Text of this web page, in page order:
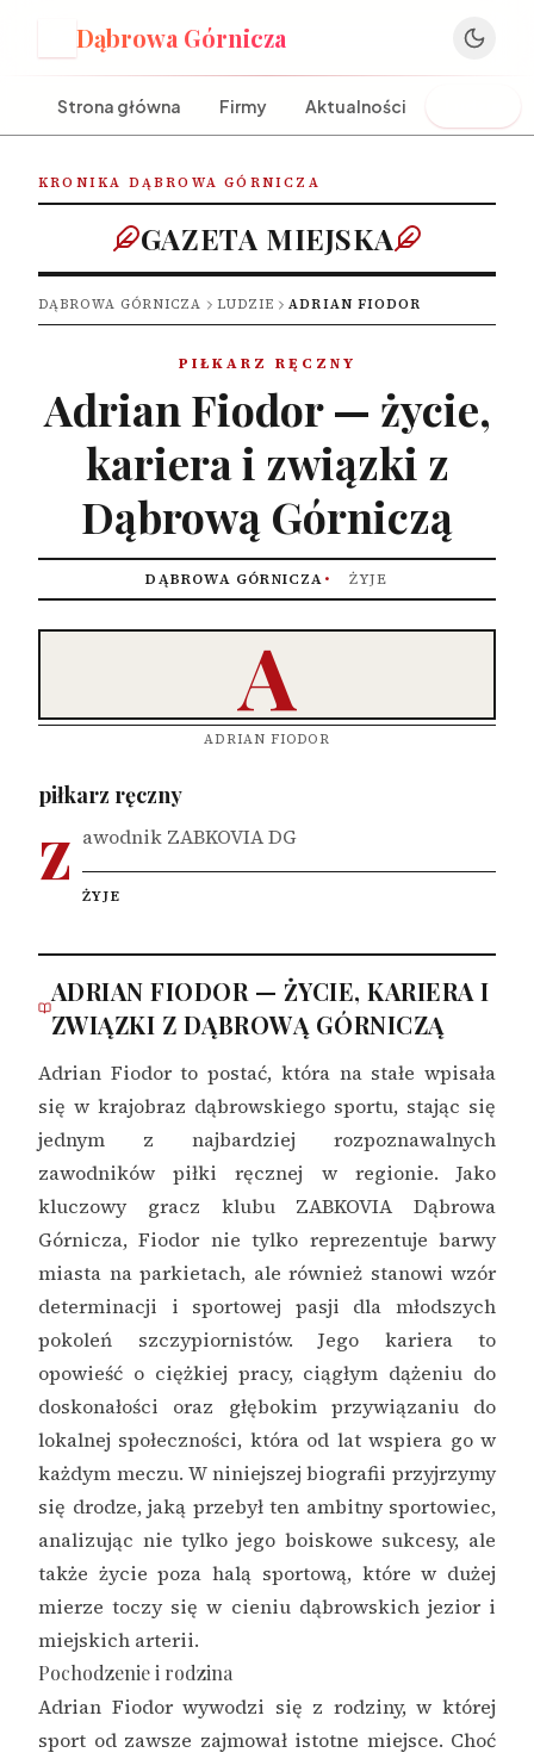
Dąbrowa Górnicza
Strona główna Firmy Aktualności
KRONIKA DĄBROWA GÓRNICZA
GAZETA MIEJSKA
DĄBROWA GÓRNICZA LUDZIE ADRIAN FIODOR
PIŁKARZ RĘCZNY
Adrian Fiodor — życie,
kariera i związki z
Dąbrową Górniczą
DĄBROWA GÓRNICZA ŻYJE
A
ADRIAN FIODOR
piłkarz ręczny
z awodnik ZABKOVIA DG
ŻYJE
ADRIAN FIODOR — ŻYCIE, KARIERA I
ZWIĄZKI Z DĄBROWĄ GÓRNICZĄ
Adrian Fiodor to postać, która na stałe wpisała
się w krajobraz dąbrowskiego sportu, stając się
jednym z najbardziej rozpoznawalnych
zawodników piłki ręcznej w regionie. Jako
kluczowy gracz klubu ZABKOVIA Dąbrowa
Górnicza, Fiodor nie tylko reprezentuje barwy
miasta na parkietach, ale również stanowi wzór
determinacji i sportowej pasji dla młodszych
pokoleń szczypiornistów. Jego kariera to
opowieść o ciężkiej pracy, ciągłym dążeniu do
doskonałości oraz głębokim przywiązaniu do
lokalnej społeczności, która od lat wspiera go w
każdym meczu. W niniejszej biografii przyjrzymy
się drodze, jaką przebył ten ambitny sportowiec,
analizując nie tylko jego boiskowe sukcesy, ale
także życie poza halą sportową, które w dużej
mierze toczy się w cieniu dąbrowskich jezior i
miejskich arterii.
Pochodzenie i rodzina
Adrian Fiodor wywodzi się z rodziny, w której
sport od zawsze zajmował istotne miejsce. Choć